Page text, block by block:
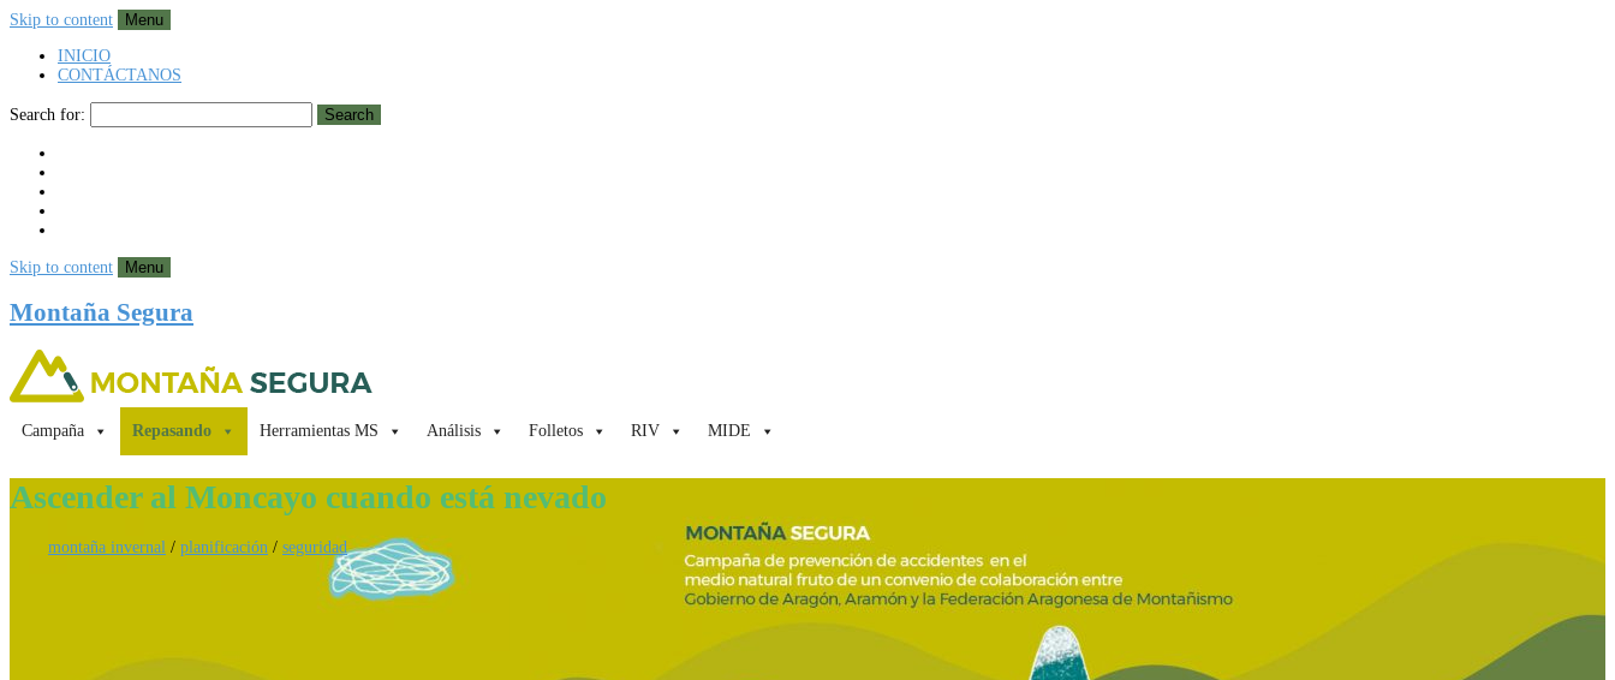
Skip to content
Menu
INICIO
CONTÁCTANOS
Search for: Search
Skip to content Menu
Montaña Segura
Campaña Repasando Herramientas MS Análisis Folletos RIV MIDE
Ascender al Moncayo cuando está nevado
montaña invernal / planificación / seguridad